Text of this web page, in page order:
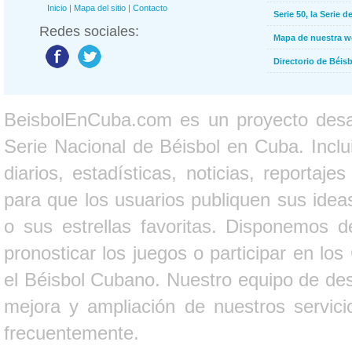
Inicio | Mapa del sitio | Contacto
Redes sociales:
Serie 50, la Serie
Mapa de nuestra
Directorio de
BeisbolEnCuba.com es un proyecto
Serie Nacional de Béisbol en Cuba.
diarios, estadísticas, noticias,
para que los usuarios publiquen sus
o sus estrellas favoritas. Disponemos
pronosticar los juegos o participar en
el Béisbol Cubano. Nuestro equipo de
mejora y ampliación de nuestros
frecuentemente.